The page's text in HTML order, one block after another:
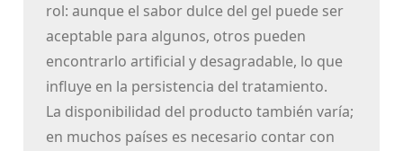
rol: aunque el sabor dulce del gel puede ser
aceptable para algunos, otros pueden
encontrarlo artificial y desagradable, lo que
influye en la persistencia del tratamiento.
La disponibilidad del producto también varía;
en muchos países es necesario contar con